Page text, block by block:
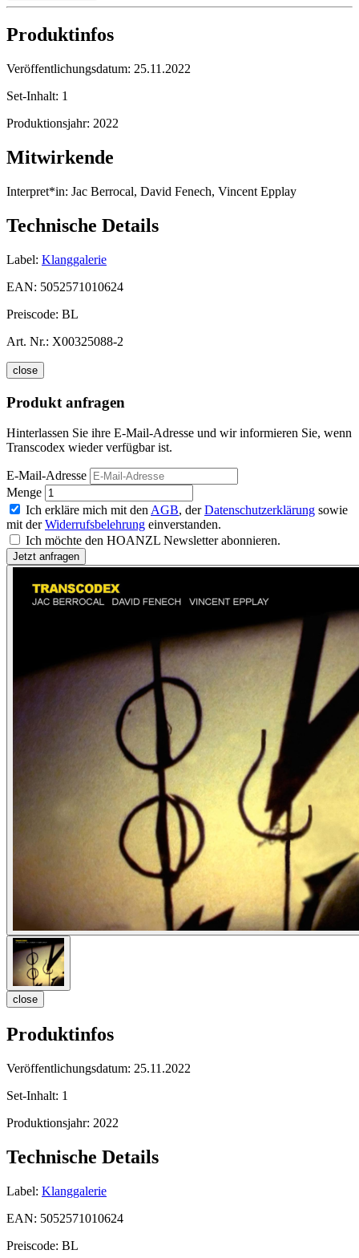
Produktinfos
Veröffentlichungsdatum: 25.11.2022
Set-Inhalt: 1
Produktionsjahr: 2022
Mitwirkende
Interpret*in: Jac Berrocal, David Fenech, Vincent Epplay
Technische Details
Label: Klanggalerie
EAN: 5052571010624
Preiscode: BL
Art. Nr.: X00325088-2
close
Produkt anfragen
Hinterlassen Sie ihre E-Mail-Adresse und wir informieren Sie, wenn
Transcodex wieder verfügbar ist.
E-Mail-Adresse
Menge
Ich erkläre mich mit den AGB, derDatenschutzerklärung sowie
mit derWiderrufsbelehrung einverstanden.
Ich möchte den HOANZL Newsletter abonnieren.
close
Produktinfos
Veröffentlichungsdatum: 25.11.2022
Set-Inhalt: 1
Produktionsjahr: 2022
Technische Details
Label: Klanggalerie
EAN: 5052571010624
Preiscode: BL